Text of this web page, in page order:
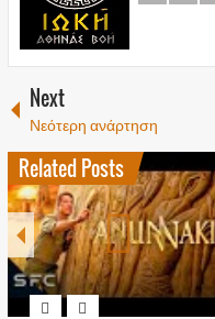
Next
Νεότερη ανάρτηση
Related Posts